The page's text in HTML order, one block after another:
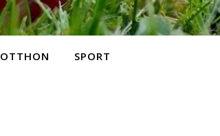
OTTHON SPORT